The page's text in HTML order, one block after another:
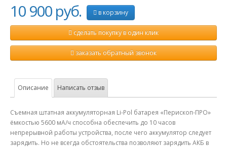
10 900 руб. в корзину
сделать покупку в один клик
заказать обратный звонок
Описание Написать отзыв
Съемная штатная аккумуляторная Li-Pol батарея «Перископ-ПРО»
ёмкостью 5600 мА/ч способна обеспечить до 10 часов
непрерывной работы устройства, после чего аккумулятор следует
зарядить. Но не всегда обстоятельства позволяют зарядить АКБ в